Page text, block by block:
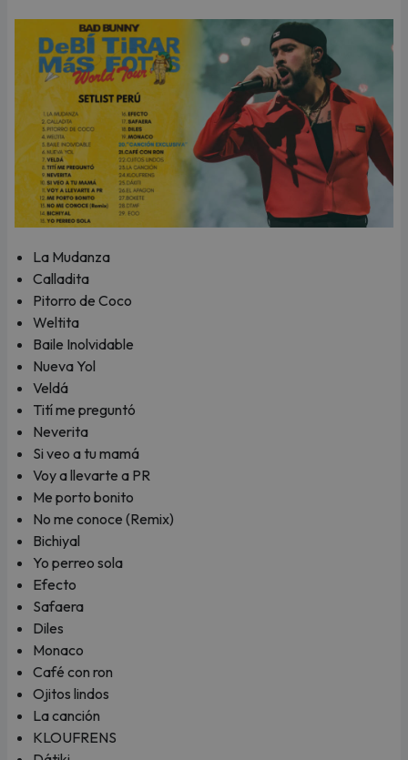
La Mudanza
Calladita
Pitorro de Coco
Weltita
Baile Inolvidable
Nueva Yol
Veldá
Tití me preguntó
Neverita
Si veo a tu mamá
Voy a llevarte a PR
Me porto bonito
No me conoce (Remix)
Bichiyal
Yo perreo sola
Efecto
Safaera
Diles
Monaco
Café con ron
Ojitos lindos
La canción
KLOUFRENS